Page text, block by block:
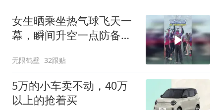
女生晒乘坐热气球飞天一
幕，瞬间升空一点防备都
无限鹤壁 32跟贴
5万的小车卖不动，40万
以上的抢着买